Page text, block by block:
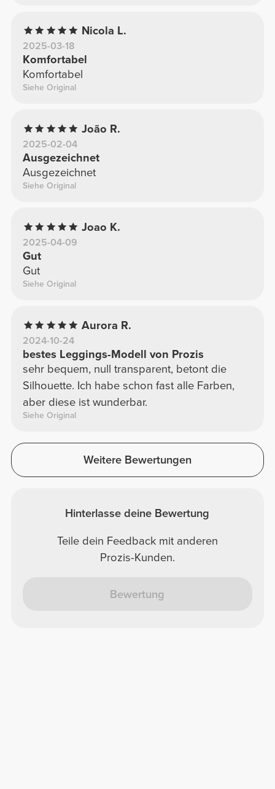
Nicola L.
2025-03-18
Komfortabel
Komfortabel
Siehe Original
João R.
2025-02-04
Ausgezeichnet
Ausgezeichnet
Siehe Original
Joao K.
2025-04-09
Gut
Gut
Siehe Original
Aurora R.
2024-10-24
bestes Leggings-Modell von Prozis
sehr bequem, null transparent, betont die
Silhouette. Ich habe schon fast alle Farben,
aber diese ist wunderbar.
Siehe Original
Weitere Bewertungen
Hinterlasse deine Bewertung
Teile dein Feedback mit anderen
Prozis-Kunden.
Bewertung